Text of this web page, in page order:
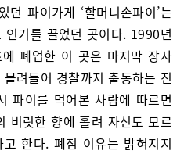
파이가게 ‘할머니손파이’는
기를 끌었던 곳이다. 1990년
폐업한 이 곳은 마지막 장사
려들어 경찰까지 출동하는 진
파이를 먹어본 사람에 따르면
비릿한 향에 홀려 자신도 모르
한다. 폐점 이유는 밝혀지지